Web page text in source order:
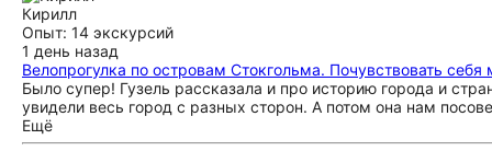
Кирилл
Опыт: 14 экскурсий
1 день назад
Велопрогулка по островам Стокгольма. Почувствовать
Было супер! Гузель рассказала и про историю города и
увидели весь город с разных сторон. А потом она нам
Ещё